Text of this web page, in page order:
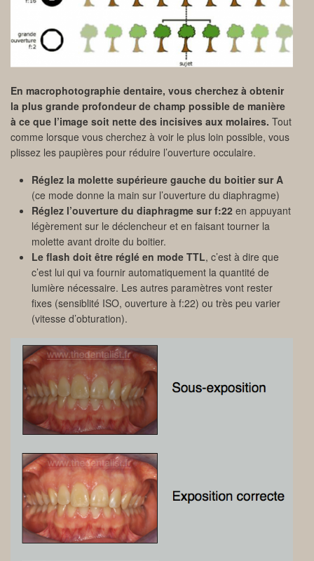
En macrophotographie dentaire, vous cherchez à obtenir
la plus grande profondeur de champ possible de manière
à ce que l’image soit nette des incisives aux molaires. Tout
comme lorsque vous cherchez à voir le plus loin possible, vous
plissez les paupières pour réduire l’ouverture occulaire.
Réglez la molette supérieure gauche du boitier sur A
(ce mode donne la main sur l’ouverture du diaphragme)
Réglez l’ouverture du diaphragme sur f:22 en appuyant
légèrement sur le déclencheur et en faisant tourner la
molette avant droite du boitier.
Le flash doit être réglé en mode TTL, c’est à dire que
c’est lui qui va fournir automatiquement la quantité de
lumière nécessaire. Les autres paramètres vont rester
fixes (sensiblité ISO, ouverture à f:22) ou très peu varier
(vitesse d’obturation).